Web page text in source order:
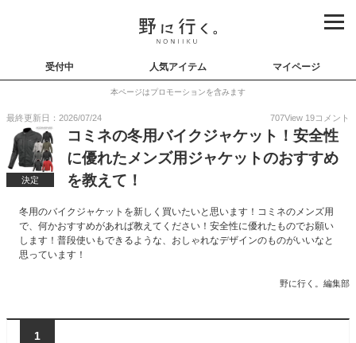
受付中 人気アイテム マイページ
本ページはプロモーションを含みます
最終更新日：2026/07/24 707View 19コメント
決定
コミネの冬用バイクジャケット！安全性
に優れたメンズ用ジャケットのおすすめ
を教えて！
冬用のバイクジャケットを新しく買いたいと思います！コミネのメンズ用
で、何かおすすめがあれば教えてください！安全性に優れたものでお願い
します！普段使いもできるような、おしゃれなデザインのものがいいなと
思っています！
野に行く。編集部
1